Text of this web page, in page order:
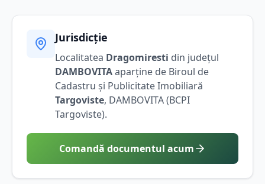
Jurisdicție
Localitatea Dragomiresti din județul
DAMBOVITAaparține de Biroul de
Cadastru și Publicitate Imobiliară
Targoviste, DAMBOVITA(BCPI
Targoviste).
Comandă documentul acum